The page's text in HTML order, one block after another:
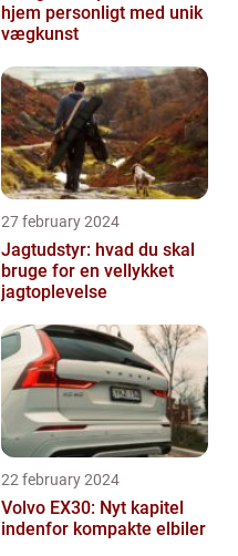
hjem personligt med unik
vægkunst
27 february 2024
Jagtudstyr: hvad du skal
bruge for en vellykket
jagtoplevelse
22 february 2024
Volvo EX30: Nyt kapitel
indenfor kompakte elbiler